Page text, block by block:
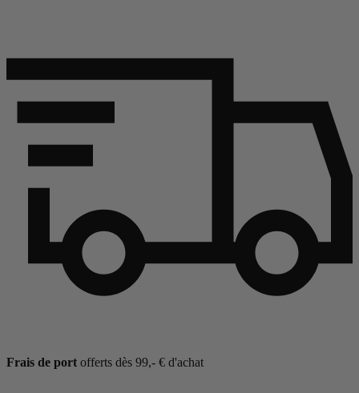
Frais de port offerts dès 99,- € d'achat